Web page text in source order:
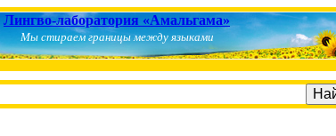
Лингво-лаборатория «Амальгама»
Мы стираем границы между языками